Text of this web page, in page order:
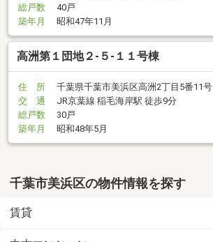
総戸数
40戸
築年月
昭和47年11月
高洲第１団地２-５-１１号棟
住 所
千葉県千葉市美浜区高洲2丁目5番11号
交 通
JR京葉線 稲毛海岸駅 徒歩9分
総戸数
30戸
築年月
昭和48年5月
千葉市美浜区の物件情報を探す
賃貸